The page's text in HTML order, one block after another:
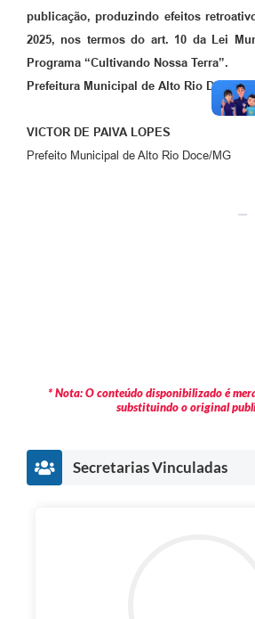
publicação, produzindo efeitos
2025, nos termos do art. 10 da Lei
Programa “Cultivando Nossa Terra”.
Prefeitura Municipal de Alto Rio Doce /
VICTOR DE PAIVA LOPES
Prefeito Municipal de Alto Rio Doce/MG
* Nota: O conteúdo disponibilizado é
substituindo o original
Secretarias Vinculadas